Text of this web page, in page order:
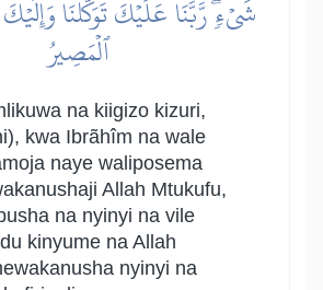
شَيۡءٖۖ رَّبَّنَا عَلَيۡكَ تَوَكَّلۡنَا وَإِلَيۡكَ
ٱلۡمَصِيرُ
na kiigizo kizuri,
kwa Ibrãhîm na wale
naye waliposema
Allah Mtukufu,
na nyinyi na vile
kinyume na Allah
nyinyi na